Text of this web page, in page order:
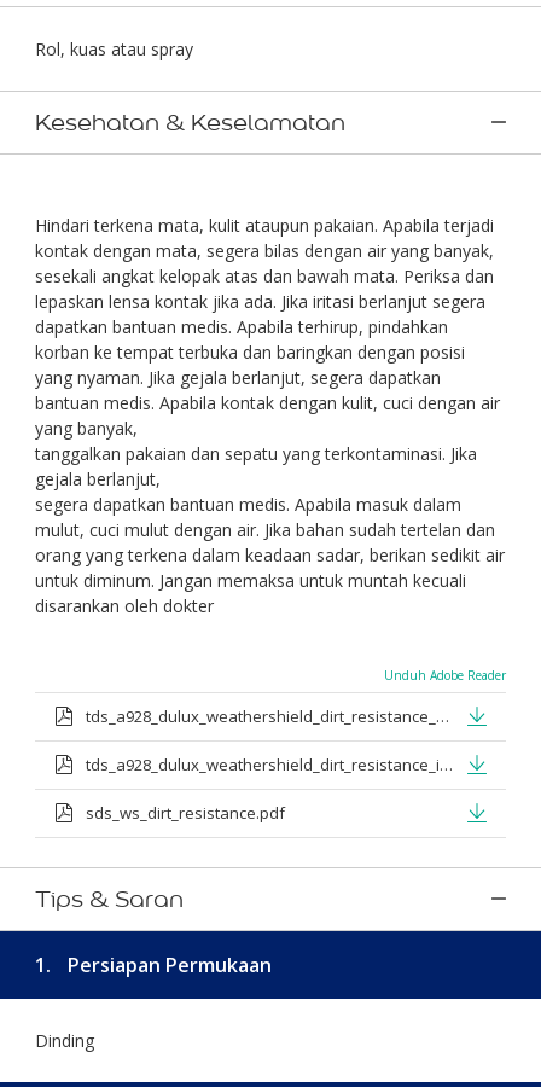
Rol, kuas atau spray
Kesehatan & Keselamatan
Hindari terkena mata, kulit ataupun pakaian. Apabila terjadi
kontak dengan mata, segera bilas dengan air yang banyak,
sesekali angkat kelopak atas dan bawah mata. Periksa dan
lepaskan lensa kontak jika ada. Jika iritasi berlanjut segera
dapatkan bantuan medis. Apabila terhirup, pindahkan
korban ke tempat terbuka dan baringkan dengan posisi
yang nyaman. Jika gejala berlanjut, segera dapatkan
bantuan medis. Apabila kontak dengan kulit, cuci dengan air
yang banyak,
tanggalkan pakaian dan sepatu yang terkontaminasi. Jika
gejala berlanjut,
segera dapatkan bantuan medis. Apabila masuk dalam
mulut, cuci mulut dengan air. Jika bahan sudah tertelan dan
orang yang terkena dalam keadaan sadar, berikan sedikit air
untuk diminum. Jangan memaksa untuk muntah kecuali
disarankan oleh dokter
Unduh Adobe Reader
tds_a928_dulux_weathershield_dirt_resistance_en_jan_2025.pdf
tds_a928_dulux_weathershield_dirt_resistance_id_jan_2025.pdf
sds_ws_dirt_resistance.pdf
Tips & Saran
1. Persiapan Permukaan
Dinding